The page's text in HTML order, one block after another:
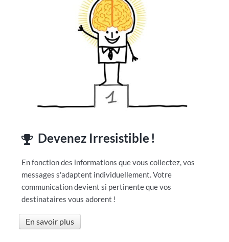
Devenez Irresistible !
En fonction des informations que vous collectez, vos
messages s'adaptent individuellement. Votre
communication devient si pertinente que vos
destinataires vous adorent !
En savoir plus